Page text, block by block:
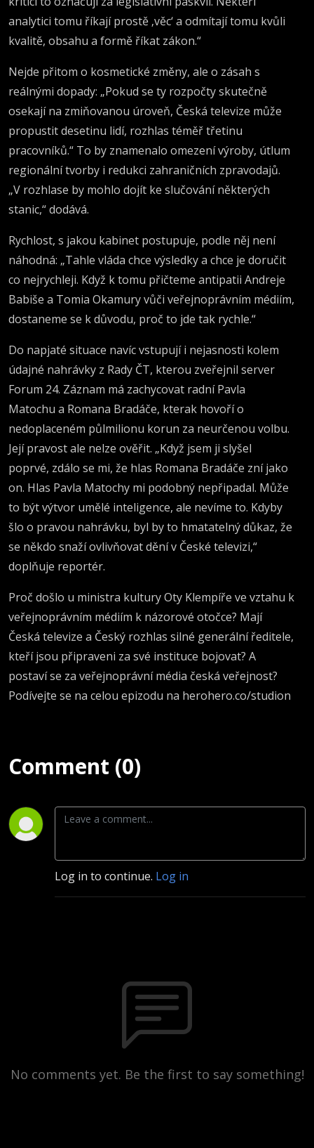
analytici tomu říkají prostě ‚věc‘ a odmítají tomu kvůli
kvalitě, obsahu a formě říkat zákon.“
Nejde přitom o kosmetické změny, ale o zásah s
reálnými dopady: „Pokud se ty rozpočty skutečně
osekají na zmiňovanou úroveň, Česká televize může
propustit desetinu lidí, rozhlas téměř třetinu
pracovníků.“ To by znamenalo omezení výroby, útlum
regionální tvorby i redukci zahraničních zpravodajů.
„V rozhlase by mohlo dojít ke slučování některých
stanic,“ dodává.
Rychlost, s jakou kabinet postupuje, podle něj není
náhodná: „Tahle vláda chce výsledky a chce je doručit
co nejrychleji. Když k tomu přičteme antipatii Andreje
Babiše a Tomia Okamury vůči veřejnoprávním médiím,
dostaneme se k důvodu, proč to jde tak rychle.“
Do napjaté situace navíc vstupují i nejasnosti kolem
údajné nahrávky z Rady ČT, kterou zveřejnil server
Forum 24. Záznam má zachycovat radní Pavla
Matochu a Romana Bradáče, kterak hovoří o
nedoplaceném půlmilionu korun za neurčenou volbu.
Její pravost ale nelze ověřit. „Když jsem ji slyšel
poprvé, zdálo se mi, že hlas Romana Bradáče zní jako
on. Hlas Pavla Matochy mi podobný nepřipadal. Může
to být výtvor umělé inteligence, ale nevíme to. Kdyby
šlo o pravou nahrávku, byl by to hmatatelný důkaz, že
se někdo snaží ovlivňovat dění v České televizi,“
doplňuje reportér.
Proč došlo u ministra kultury Oty Klempíře ve vztahu k
veřejnoprávním médiím k názorové otočce? Mají
Česká televize a Český rozhlas silné generální ředitele,
kteří jsou připraveni za své instituce bojovat? A
postaví se za veřejnoprávní média česká veřejnost?
Podívejte se na celou epizodu na herohero.co/studion
Comment (0)
Log in to continue. Log in
No comments yet. Be the first to say something!